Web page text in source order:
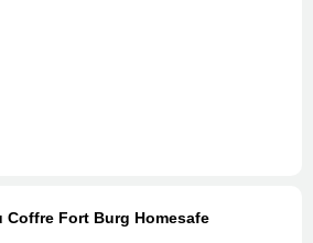
Coffre Fort Burg Homesafe